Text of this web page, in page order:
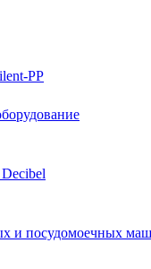
PP
и посудомоечных